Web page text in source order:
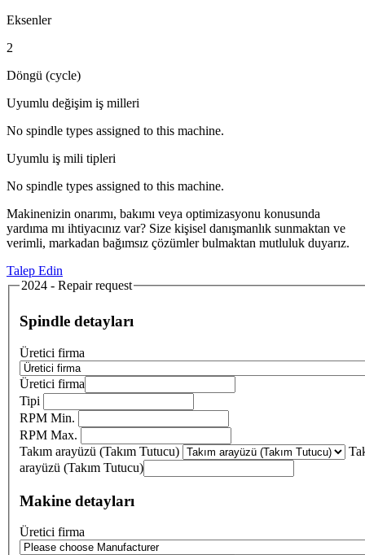
Eksenler
2
Döngü (cycle)
Uyumlu değişim iş milleri
No spindle types assigned to this machine.
Uyumlu iş mili tipleri
No spindle types assigned to this machine.
Makinenizin onarımı, bakımı veya optimizasyonu konusunda
yardıma mı ihtiyacınız var? Size kişisel danışmanlık sunmaktan ve
verimli, markadan bağımsız çözümler bulmaktan mutluluk duyarız.
Talep Edin
2024 - Repair request
Spindle detayları
Üretici firma
Üretici firma
Tipi
RPM Min.
RPM Max.
Takım arayüzü (Takım Tutucu)
arayüzü (Takım Tutucu)
Makine detayları
Üretici firma